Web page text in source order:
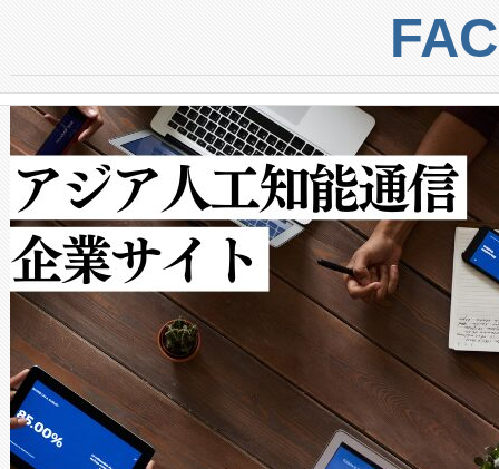
centers. Voltaiqは、ai&のAI
からシステム統合、試運転、
クルの各段階のデータを監視
[…]
トに対して約600メートルに
では、反射率10％のターゲッ
で向上し、最大検知距離は
ットだけで最大1キロメート
ルの変電所周囲を監視でき、
作業と点群処理を簡素化でき
Avia 2は、2種類のFOVオプシ
× 80°のノーマルモード、長
ードを切り替えて使用するこ
ることなく、単一のデバイス